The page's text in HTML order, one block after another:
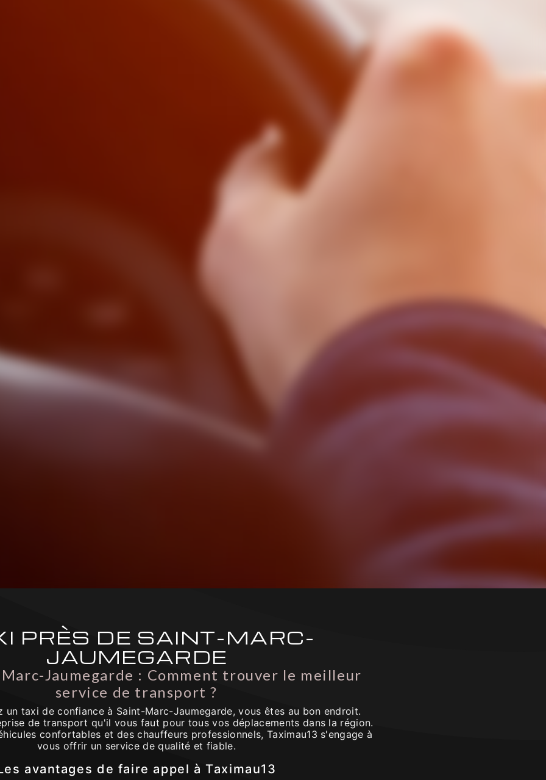
PRÈS DE SAINT-MARC-
JAUMEGARDE
Jaumegarde : Comment trouver le meilleur
service de transport ?
un taxi de confiance à Saint-Marc-Jaumegarde, vous êtes au bon endroit.
de transport qu'il vous faut pour tous vos déplacements dans la région.
confortables et des chauffeurs professionnels, Taximau13 s'engage à
vous offrir un service de qualité et fiable.
avantages de faire appel à Taximau13